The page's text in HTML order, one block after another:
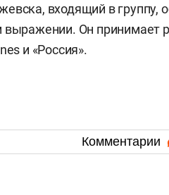
входящий в группу,
выражении. Он принимает
и «Россия».
Комментарии